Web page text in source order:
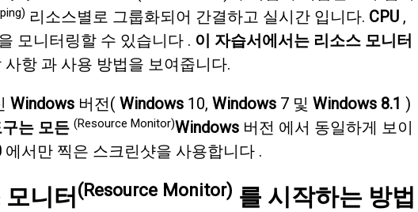
리소스별로 그룹화되어 간결하고 실시간 입니다. CPU,
모니터링할 수 있습니다 . 이 자습서에서는 리소스 모니터
항 과 사용 방법을 보여줍니다.
Windows버전( Windows10, Windows7 및 Windows 8.1 )
는 모든 (Resource Monitor)Windows버전 에서 동일하게 보이
에서만 찍은 스크린샷을 사용합니다 .
니터 (Resource Monitor) 를 시작하는 방법